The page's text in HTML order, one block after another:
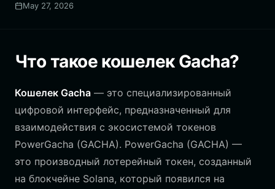
May 27, 2026
Что такое кошелек Gacha?
Кошелек Gacha — это специализированный
цифровой интерфейс, предназначенный для
взаимодействия с экосистемой токенов
PowerGacha (GACHA). PowerGacha (GACHA) —
это производный лотерейный токен, созданный
на блокчейне Solana, который появился на